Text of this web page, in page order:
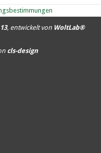
, entwickelt von WoltLab®
cls-design